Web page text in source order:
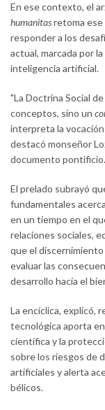
En ese contexto, el
humanitasretoma
responder a los
actual, marcada por
inteligencia artificial.
"La Doctrina Social
conceptos, sino un
interpreta la vocación
destacó monseñor
documento pontificio.
El prelado subrayó
fundamentales
en un tiempo en el
relaciones sociales,
que el
evaluar las
desarrollo hacia el
La encíclica, explicó,
tecnológica aporta
científica y la
sobre los riesgos de
artificiales y alerta
bélicos.